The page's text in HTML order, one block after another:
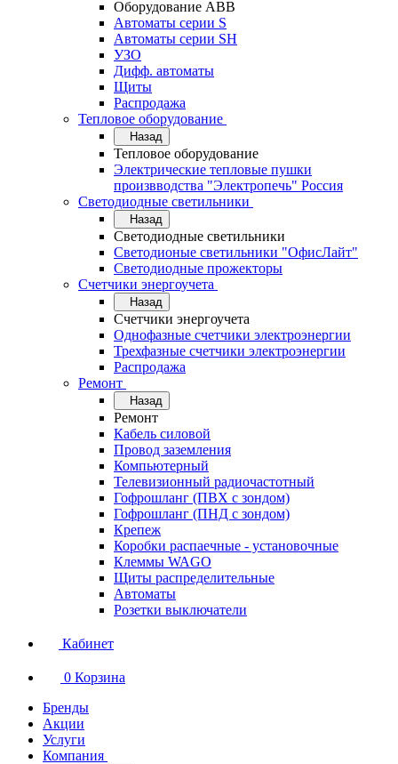
Оборудование АВВ
Автоматы серии S
Автоматы серии SH
УЗО
Дифф. автоматы
Щиты
Распродажа
Тепловое оборудование
Назад
Тепловое оборудование
Электрические тепловые пушки
произвводства "Электропечь" Россия
Светодиодные светильники
Назад
Светодиодные светильники
Светодионые светильники "ОфисЛайт"
Светодиодные прожекторы
Счетчики энергоучета
Назад
Счетчики энергоучета
Однофазные счетчики электроэнергии
Трехфазные счетчики электроэнергии
Распродажа
Ремонт
Назад
Ремонт
Кабель силовой
Провод заземления
Компьютерный
Телевизионный радиочастотный
Гофрошланг (ПВХ с зондом)
Гофрошланг (ПНД с зондом)
Крепеж
Коробки распаечные - установочные
Клеммы WAGO
Щиты распределительные
Автоматы
Розетки выключатели
Кабинет
0 Корзина
Бренды
Акции
Услуги
Компания